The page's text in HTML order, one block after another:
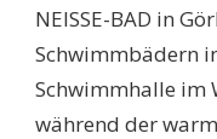
NEISSE-BAD in
Schwimmbädern
Schwimmhalle im
während der